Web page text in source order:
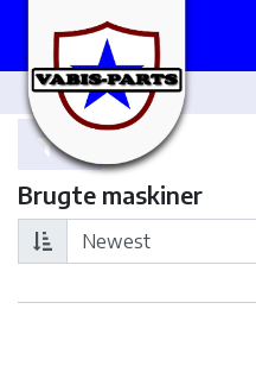
Brugte maskiner